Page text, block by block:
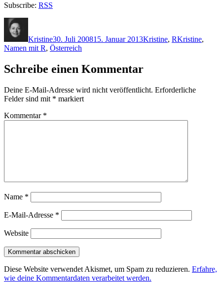
Subscribe: RSS
Kristine30. Juli 200815. Januar 2013Kristine, RKristine,
Namen mit R, Österreich
Schreibe einen Kommentar
Deine E-Mail-Adresse wird nicht veröffentlicht. Erforderliche
Felder sind mit * markiert
Kommentar *
Name *
E-Mail-Adresse *
Website
Diese Website verwendet Akismet, um Spam zu reduzieren. Erfahre,
wie deine Kommentardaten verarbeitet werden.